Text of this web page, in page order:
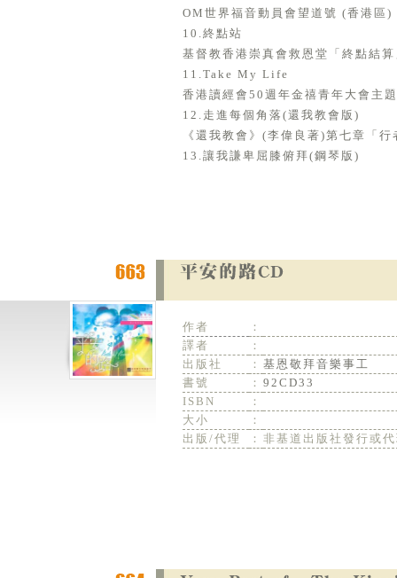
OM世界福音動員會望道號 (香港區)
10.終點站
基督教香港崇真會救恩堂「終點結
11.Take My Life
香港讀經會50週年金禧青年大會主
12.走進每個角落(還我教會版)
《還我教會》(李偉良著)第七章「
13.讓我謙卑屈膝俯拜(鋼琴版)
作者
：
譯者
：
出版社
： 基恩敬拜音樂事工
書號
： 92CD33
ISBN
：
大小
：
出版/代理
： 非基道出版社發行或